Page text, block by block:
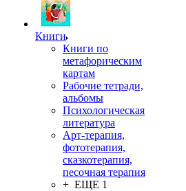
Книги
Книги по
метафорическим
картам
Рабочие тетради,
альбомы
Психологическая
литература
Арт-терапия,
фототерапия,
сказкотерапия,
песочная терапия
+ ЕЩЕ 1